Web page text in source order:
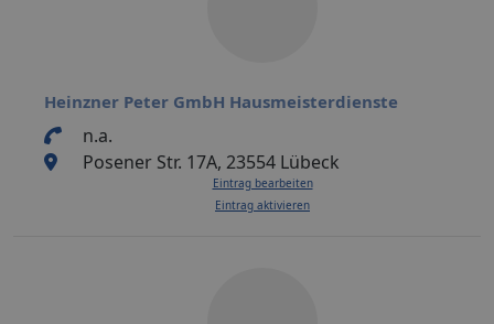
Heinzner Peter GmbH Hausmeisterdienste
n.a.
Posener Str. 17A, 23554 Lübeck
Eintrag bearbeiten
Eintrag aktivieren